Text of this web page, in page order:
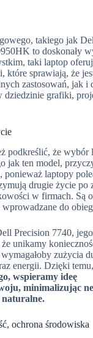
takiego jak
to doskonały
taki laptop
które sprawiają, że
zastosowań, jak i
dziedzinie grafiki,
podkreślić, że wybór
jak ten model,
laptopy
drugie życie po
w firmach. Są
do
Precision 7740,
unikamy
zużycia
energii. Dzięki temu,
wspieramy ideę
minimalizując
naturalne.
ochrona środowiska